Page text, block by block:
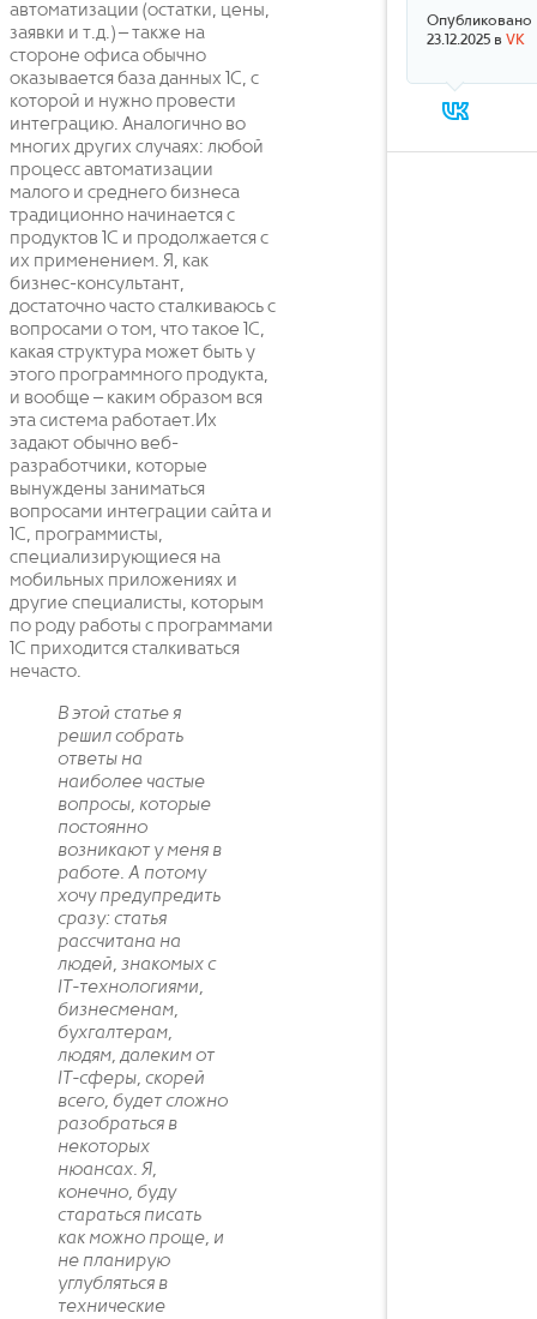
автоматизации (остатки, цены,
заявки и т.д.) – также на
стороне офиса обычно
оказывается база данных 1С, с
которой и нужно провести
интеграцию. Аналогично во
многих других случаях: любой
процесс автоматизации
малого и среднего бизнеса
традиционно начинается с
продуктов 1С и продолжается с
их применением. Я, как
бизнес-консультант,
достаточно часто сталкиваюсь с
вопросами о том, что такое 1С,
какая структура может быть у
этого программного продукта,
и вообще – каким образом вся
эта система работает.Их
задают обычно веб-
разработчики, которые
вынуждены заниматься
вопросами интеграции сайта и
1С, программисты,
специализирующиеся на
мобильных приложениях и
другие специалисты, которым
по роду работы с программами
1С приходится сталкиваться
нечасто.
В этой статье я
решил собрать
ответы на
наиболее частые
вопросы, которые
постоянно
возникают у меня в
работе. А потому
хочу предупредить
сразу: статья
рассчитана на
людей, знакомых с
IT-технологиями,
бизнесменам,
бухгалтерам,
людям, далеким от
IT-сферы, скорей
всего, будет сложно
разобраться в
некоторых
нюансах. Я,
конечно, буду
стараться писать
как можно проще, и
не планирую
углубляться в
технические
Опубликовано
23.12.2025 в VK